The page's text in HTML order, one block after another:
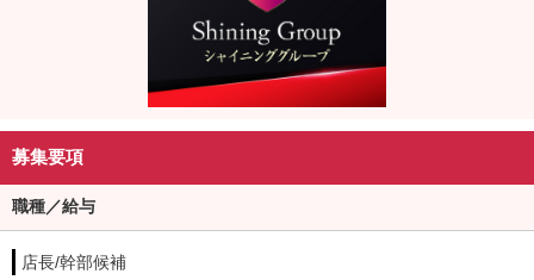
●大入り（ほぼ毎日）、達成手当とちょっと頑張るだけで収入UP！
無理な達成目標はありませんのでご安心ください。
※コンセプトで集客が出来ているので、当たり前の事を当たり前に
やるだけで目標は達成できます！
勤務時間は営業時間内朝8時～24時うち10時間（休憩１時間込）勤
ので、しっかり稼ぎ、しっかり遊ぶ事が可能です！
募集要項
職種／給与
店長/幹部候補